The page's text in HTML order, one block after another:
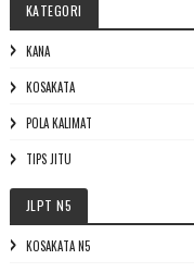
KATEGORI
KANA
KOSAKATA
POLA KALIMAT
TIPS JITU
JLPT N5
KOSAKATA N5